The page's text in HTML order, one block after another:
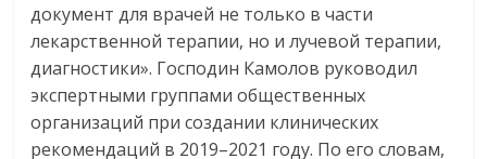
документ для врачей не только в части
лекарственной терапии, но и лучевой терапии,
диагностики». Господин Камолов руководил
экспертными группами общественных
организаций при создании клинических
рекомендаций в 2019–2021 году. По его словам,